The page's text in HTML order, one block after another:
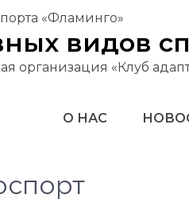
видов
организация «Клуб
О НАС